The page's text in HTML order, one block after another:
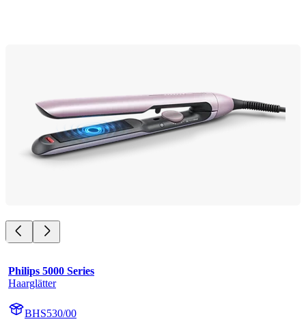
Philips 5000 Series
Haarglätter
BHS530/00